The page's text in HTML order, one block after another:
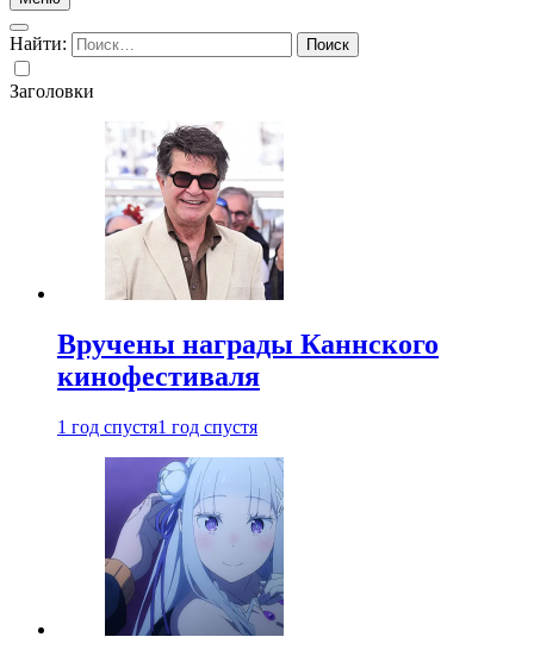
Найти:
Заголовки
Вручены награды Каннского
кинофестиваля
1 год спустя1 год спустя